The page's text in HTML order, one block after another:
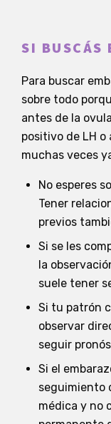
SI BUSCÁS
Para buscar
sobre todo
antes de la
positivo de LH o
muchas veces
No esperes
Tener
previos
Si se les
la
suele tener
Si tu patrón
observar
seguir
Si el
seguimiento
médica y no